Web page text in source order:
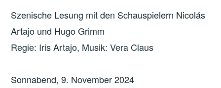
Szenische Lesung mit den Schauspielern Nicolás
Artajo und Hugo Grimm
Regie: Iris Artajo, Musik: Vera Claus
Sonnabend, 9. November 2024